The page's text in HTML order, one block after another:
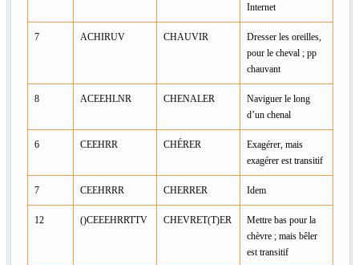
Internet
7 ACHIRUV CHAUVIR
Dresser les oreilles,
pour le cheval ; pp
chauvant
8 ACEEHLNR CHENALER
Naviguer le long
d’un chenal
6 CEEHRR CHÉRER
Exagérer, mais
exagérer est transitif
7 CEEHRRR CHERRER Idem
12 ()CEEEHRRTTV CHEVRET(T)ER
Mettre bas pour la
chèvre ; mais bêler
est transitif